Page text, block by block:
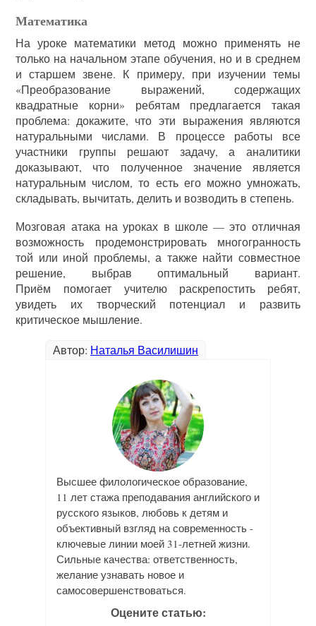
Математика
На уроке математики метод можно применять не
только на начальном этапе обучения, но и в среднем
и старшем звене. К примеру, при изучении темы
«Преобразование выражений, содержащих
квадратные корни» ребятам предлагается такая
проблема: докажите, что эти выражения являются
натуральными числами. В процессе работы все
участники группы решают задачу, а аналитики
доказывают, что полученное значение является
натуральным числом, то есть его можно умножать,
складывать, вычитать, делить и возводить в степень.
Мозговая атака на уроках в школе — это отличная
возможность продемонстрировать многогранность
той или иной проблемы, а также найти совместное
решение, выбрав оптимальный вариант.
Приём помогает учителю раскрепостить ребят,
увидеть их творческий потенциал и развить
критическое мышление.
Автор: Наталья Василишин
Высшее филологическое образование,
11 лет стажа преподавания английского и
русского языков, любовь к детям и
объективный взгляд на современность -
ключевые линии моей 31-летней жизни.
Сильные качества: ответственность,
желание узнавать новое и
самосовершенствоваться.
Оцените статью: